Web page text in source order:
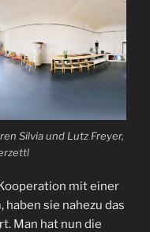
Silvia und Lutz Freyer,
mit einer
sie nahezu das
Man hat nun die